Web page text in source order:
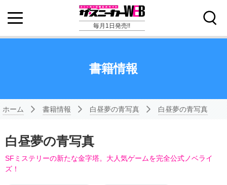
毎月1日発売!!
書籍情報
ホーム 書籍情報 白昼夢の青写真 白昼夢の青写真
白昼夢の青写真
SFミステリーの新たな金字塔。大人気ゲームを完全公式ノベライ
ズ！